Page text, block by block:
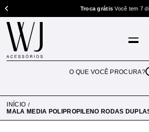
Troca grátisVocê tem 7
INÍCIO
MALA MEDIA POLIPROPILENO RODAS